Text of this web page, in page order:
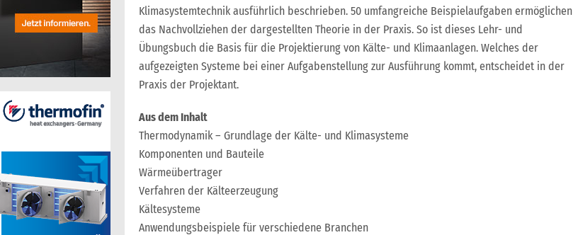
Klimasystemtechnik ausführlich beschrieben. 50 umfangreiche Beispielaufgaben ermöglichen
das Nachvollziehen der dargestellten Theorie in der Praxis. So ist dieses Lehr- und
Übungsbuch die Basis für die Projektierung von Kälte- und Klimaanlagen. Welches der
aufgezeigten Systeme bei einer Aufgabenstellung zur Ausführung kommt, entscheidet in der
Praxis der Projektant.
Aus dem Inhalt
Thermodynamik – Grundlage der Kälte- und Klimasysteme
Komponenten und Bauteile
Wärmeübertrager
Verfahren der Kälteerzeugung
Kältesysteme
Anwendungsbeispiele für verschiedene Branchen